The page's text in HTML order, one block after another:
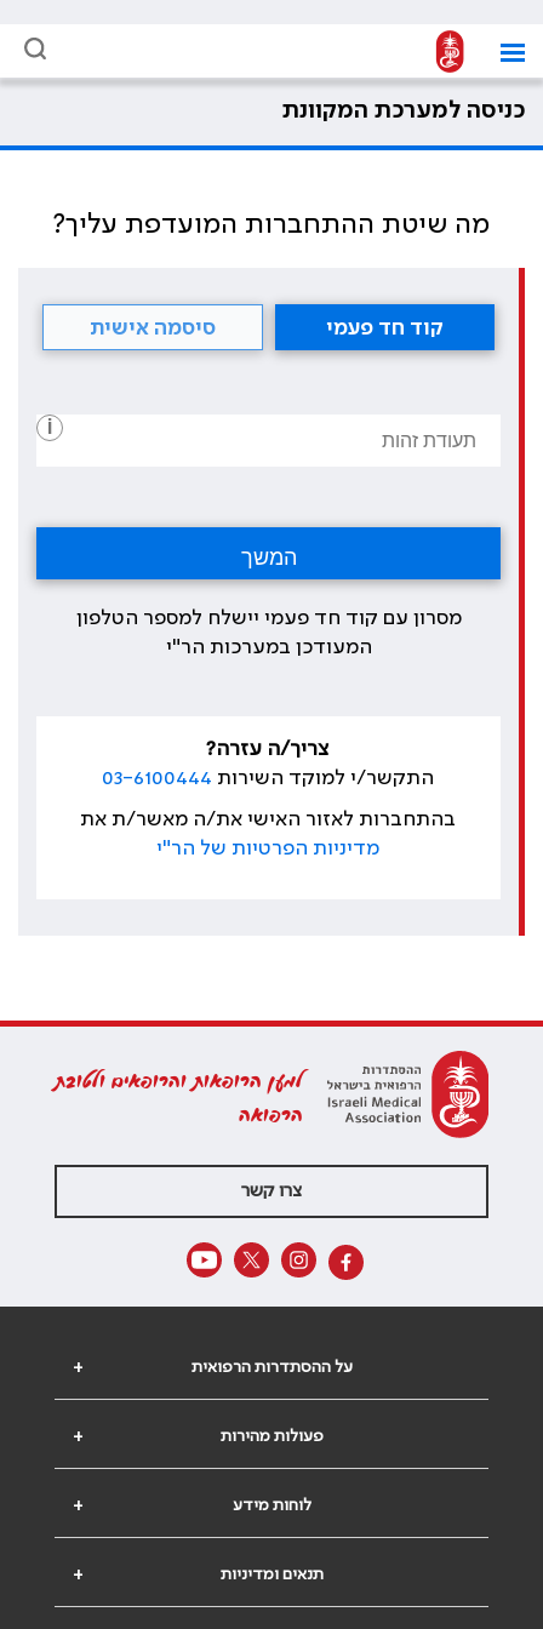
כניסה למערכת המקוונת
מה שיטת ההתחברות המועדפת עליך?
קוד חד פעמי סיסמה אישית
i
מסרון עם קוד חד פעמי יישלח למספר הטלפון
המעודכן במערכות הר"י
צריך/ה עזרה?
התקשר/י למוקד השירות 03-6100444
בהתחברות לאזור האישי את/ה מאשר/ת את
מדיניות הפרטיות של הר"י
למען הרופאות והרופאים ולטובת
הרפואה
צרו קשר
+ על ההסתדרות הרפואית
+ פעולות מהירות
+ לוחות מידע
+ תנאים ומדיניות